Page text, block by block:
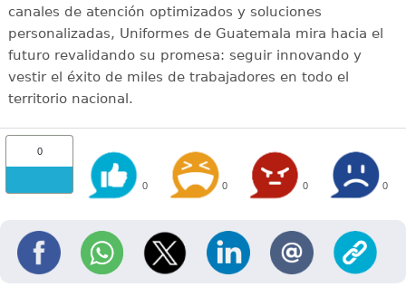
canales de atención optimizados y soluciones
personalizadas, Uniformes de Guatemala mira hacia el
futuro revalidando su promesa: seguir innovando y
vestir el éxito de miles de trabajadores en todo el
territorio nacional.
0
0 0 0 0